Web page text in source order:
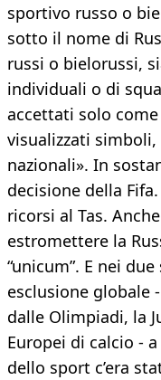
sportivo russo o
sotto il nome di
russi o bielorussi,
individuali o di
accettati solo
visualizzati
nazionali». In
decisione della
ricorsi al Tas.
estromettere la
“unicum”. E nei
esclusione globale
dalle Olimpiadi, la
Europei di calcio -
dello sport c’era